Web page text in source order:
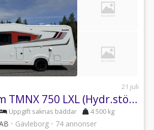
21 juli
KABE Novum TMNX 750 LXL (Hydr.stödben)
Uppgift saknas bäddar 4 500 kg
• Gävleborg • 74 annonser